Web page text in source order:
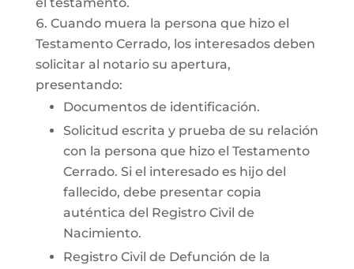
Cuando muera la persona que hizo el
Testamento Cerrado, los interesados deben
solicitar al notario su apertura,
presentando:
Documentos de identificación.
Solicitud escrita y prueba de su relación
con la persona que hizo el Testamento
Cerrado. Si el interesado es hijo del
fallecido, debe presentar copia
auténtica del Registro Civil de
Nacimiento.
Registro Civil de Defunción de la